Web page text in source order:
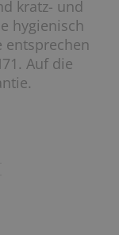
kratz- und
hygienisch
entsprechen
Auf die